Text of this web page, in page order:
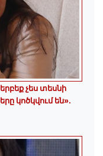
չես տեսնի
կոծկվում են»․